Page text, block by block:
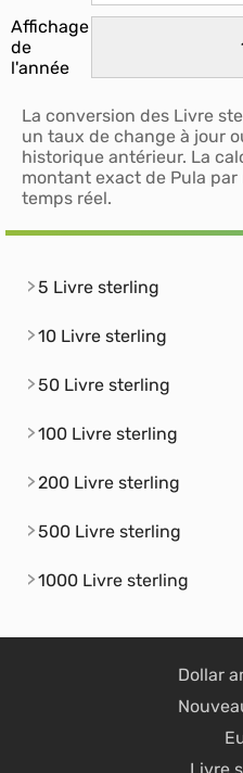
Affichage
de
l'année
La conversion des Livre
un taux de change à jour
historique antérieur. La
montant exact de Pula
temps réel.
5 Livre sterling
10 Livre sterling
50 Livre sterling
100 Livre sterling
200 Livre sterling
500 Livre sterling
1000 Livre sterling
Dollar
Livre